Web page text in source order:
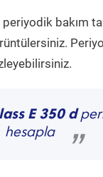
periyodik bakım
E 350 d
hesapla
”